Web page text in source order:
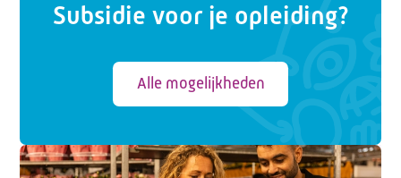
Subsidie voor je opleiding?
Alle mogelijkheden